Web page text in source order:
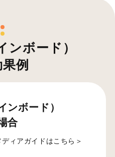
ンボード）
例
ンボード）
合
ィアガイドはこちら＞